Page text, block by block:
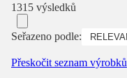
1315 výsledků
Seřazeno podle:
Přeskočit seznam výrobků